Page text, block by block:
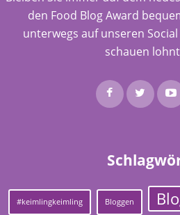
den Food Blog Award
unterwegs auf unseren
schauen
#keimlingkeimling Bloggen